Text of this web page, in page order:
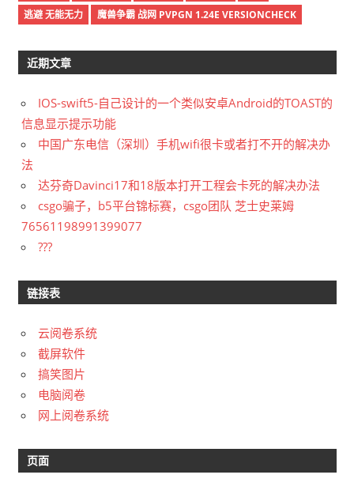
逃避 无能无力
魔兽争霸 战网 PVPGN 1.24E VERSIONCHECK
近期文章
IOS-swift5-自己设计的一个类似安卓Android的TOAST的
信息显示提示功能
中国广东电信（深圳）手机wifi很卡或者打不开的解决办
法
达芬奇Davinci17和18版本打开工程会卡死的解决办法
csgo骗子，b5平台锦标赛，csgo团队 芝士史莱姆
76561198991399077
???
链接表
云阅卷系统
截屏软件
搞笑图片
电脑阅卷
网上阅卷系统
页面